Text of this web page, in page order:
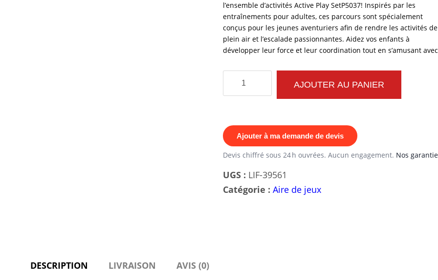
l’ensemble d’activités Active Play SetP5037! Inspirés par les
entraînements pour adultes, ces parcours sont spécialement
conçus pour les jeunes aventuriers afin de rendre les activités de
plein air et l’escalade passionnantes. Aidez vos enfants à
développer leur force et leur coordination tout en s’amusant avec
quantité
de
Sportif
Ninja
-
Active
AJOUTER AU PANIER
Ajouter à ma demande de devis
Devis chiffré sous 24 h ouvrées. Aucun engagement. Nos
UGS : LIF-39561
Catégorie : Aire de jeux
DESCRIPTION LIVRAISON AVIS (0)